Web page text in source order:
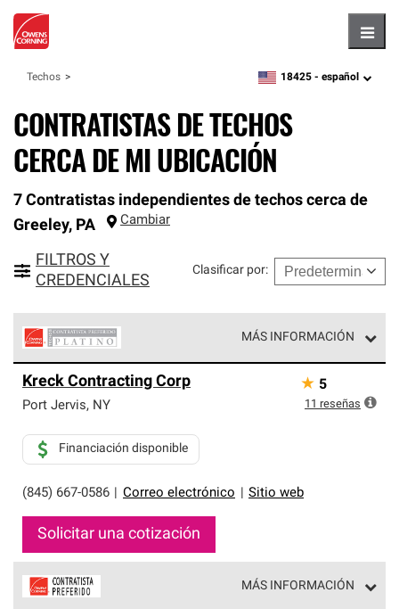
Techos zipcode,language
18425 - español
CONTRATISTAS DE TECHOS
CERCA DE MI UBICACIÓN
7 Contratistas independientes de techos cerca de
Greeley, PA Cambiar
FILTROS Y
CREDENCIALES
Clasificar por:
MÁS INFORMACIÓN
Corning constituyen el nivel superior de nuestra red
exclusiva y cumplen con estándares estrictos de
Solo ellos pueden ofrecer nuestra mejor garantía de
sistemas de techos.
Kreck Contracting Corp
Port Jervis, NY
(845) 667-0586 Correo electrónico Sitio web
Financiación disponible
Solicitar una cotización
★ 5
11 reseñas
MÁS INFORMACIÓN